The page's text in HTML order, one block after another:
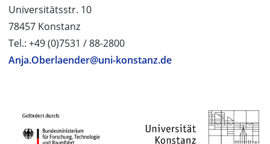
Universitätsstr. 10
78457 Konstanz
Tel.: +49 (0)7531 / 88-2800
Anja.Oberlaender@uni-konstanz.de